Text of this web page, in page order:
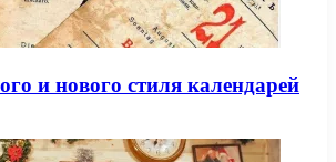
и нового стиля календарей